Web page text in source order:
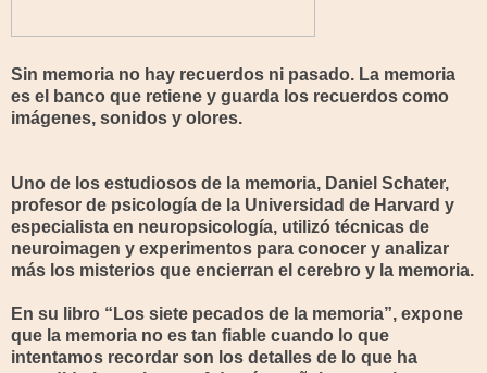
Sin memoria no hay recuerdos ni pasado. La memoria
es el banco que retiene y guarda los recuerdos como
imágenes, sonidos y olores.
Uno de los estudiosos de la memoria, Daniel Schater,
profesor de psicología de la Universidad de Harvard y
especialista en neuropsicología, utilizó técnicas de
neuroimagen y experimentos para conocer y analizar
más los misterios que encierran el cerebro y la memoria.
En su libro “Los siete pecados de la memoria”, expone
que la memoria no es tan fiable cuando lo que
intentamos recordar son los detalles de lo que ha